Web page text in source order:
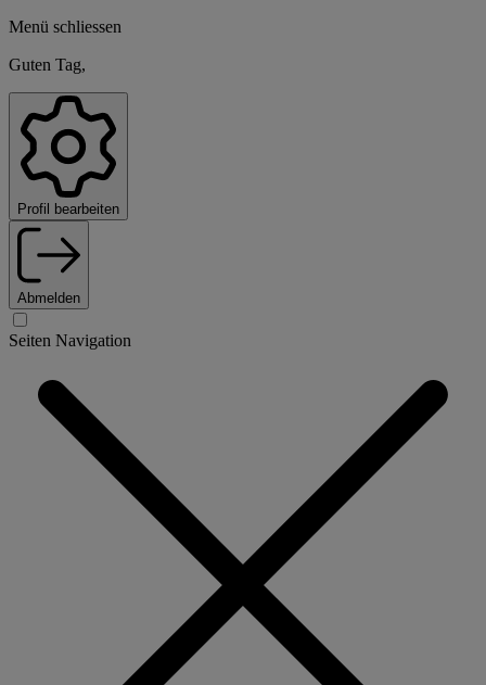
Menü schliessen
Guten Tag,
Profil bearbeiten
Abmelden
Seiten Navigation